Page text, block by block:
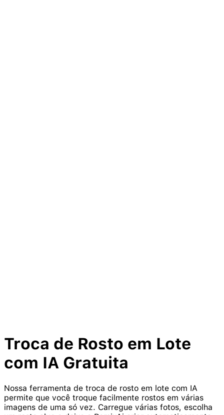
Troca de Rosto em Lote
com IA Gratuita
Nossa ferramenta de troca de rosto em lote com IA
permite que você troque facilmente rostos em várias
imagens de uma só vez. Carregue várias fotos, escolha